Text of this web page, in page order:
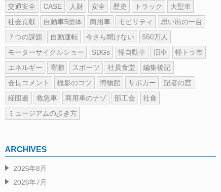
交通安全
CASE 人財 安全 歴史 トラック
大型車
社会貢献
自動車5団体 商用車 モビリティ
思い出の一台
７つの課題
自動運転 今さら聞けない
550万人
モーターサイクルショー
SDGs 軽自動車 旧車
軽トラ市
エネルギー
寄贈 スポーツ 社員食堂
編集後記
会長コメント
撮影のコツ 博物館 サポカー
記者の窓
経団連
救急車 商用車のナゾ 部工会
社食
ミュージアムの歩き方
ARCHIVES
2026年8月
2026年7月